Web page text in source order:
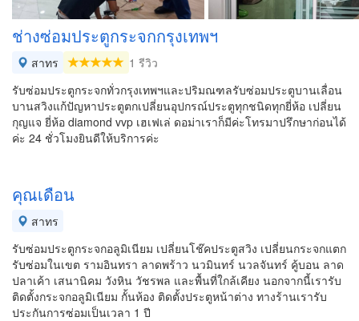
ช่างซ่อมประตูกระจกกรุงเทพฯ
สาทร
1 รีวิว
รับซ่อมประตูกระจกทั่วกรุงเทพฯและปริมณฑลรับซ่อมประตูบานเลื่อน
บานสวิงแก้ปัญหาประตูตกเปลี่ยนอุปกรณ์ประตูทุกชนิดทุกยี่ห้อ เปลี่ยน
กุญแจ ยี่ห้อ diamond vvp เฮเฟเล่ ดอม่าเราก็มีค่ะโทรมาปรึกษาก่อนได้
ค่ะ 24 ชั่วโมงยินดีให้บริการค่ะ
คุณเดือน
สาทร
รับซ่อมประตูกระจกอลูมิเนียม เปลี่ยนโช๊คประตูสวิง เปลี่ยนกระจกแตก
รับซ่อมในเขต รามอินทรา ลาดพร้าว นวมินทร์ นวลจันทร์ คู้บอน ลาด
ปลาเค้า เสนานิคม วังหิน วัชรพล และพื้นที่ใกล้เคียง นอกจากนี้เรารับ
ติดตั้งกระจกอลูมิเนียม กั้นห้อง ติดตั้งประตูหน้าต่าง ทางร้านเรารับ
ประกันการซ่อมเป็นเวลา 1 ปี